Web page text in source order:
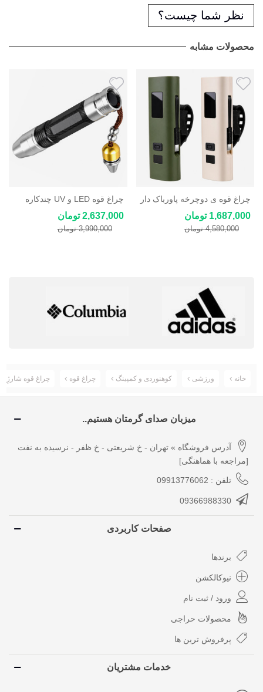
نظر شما چیست؟
محصولات مشابه
چراغ قوه ی دوچرخه پاورباک دار
6 حالته مدل Z-818
1,687,000 تومان
4,580,000 تومان
چراغ قوه LED و UV چندکاره
جیبی Craftsmanship
2,637,000 تومان
3,990,000 تومان
خانه ورزشی کوهنوردی و کمپینگ چراغ قوه چراغ قوه
میزبان صدای گرمتان هستیم..
آدرس فروشگاه » تهران - خ شریعتی - خ ظفر - نرسیده به نفت
[مراجعه با هماهنگی]
تلفن : 09913776062
09366988330
صفحات کاربردی
برندها
نیوکالکشن
ورود / ثبت نام
محصولات حراجی
پرفروش ترین ها
خدمات مشتریان